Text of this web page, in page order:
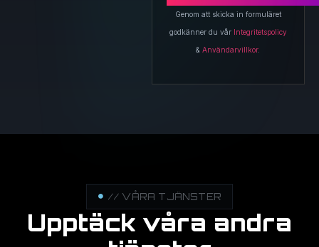
Genom att skicka in formuläret
godkänner du vår Integritetspolicy
& Användarvillkor.
// VÅRA TJÄNSTER
Upptäck våra andra